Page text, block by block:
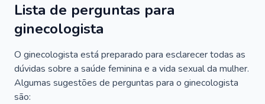
Lista de perguntas para
ginecologista
O ginecologista está preparado para esclarecer todas as
dúvidas sobre a saúde feminina e a vida sexual da mulher.
Algumas sugestões de perguntas para o ginecologista
são: